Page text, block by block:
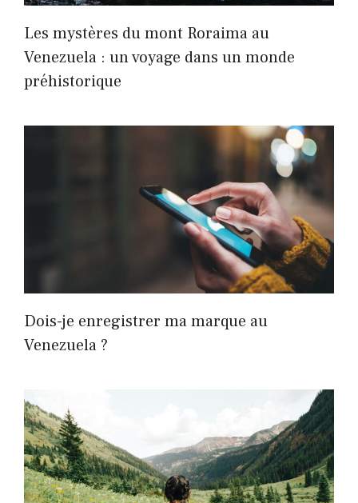
Les mystères du mont Roraima au
Venezuela : un voyage dans un monde
préhistorique
Dois-je enregistrer ma marque au
Venezuela ?